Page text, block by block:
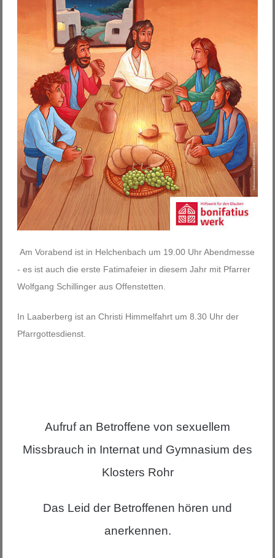
Am Vorabend ist in Helchenbach um 19.00 Uhr Abendmesse
- es ist auch die erste Fatimafeier in diesem Jahr mit Pfarrer
Wolfgang Schillinger aus Offenstetten.
In Laaberberg ist an Christi Himmelfahrt um 8.30 Uhr der
Pfarrgottesdienst.
Aufruf an Betroffene von sexuellem
Missbrauch in Internat und Gymnasium des
Klosters Rohr
Das Leid der Betroffenen hören und
anerkennen.